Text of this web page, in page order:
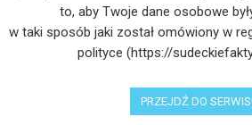
Adam Maciejczyk:
bariery. Nie tylko bólu…”
to, aby Twoje dane osobowe
w taki sposób jaki został omówiony w
polityce (https://
PRZEJDŹ DO